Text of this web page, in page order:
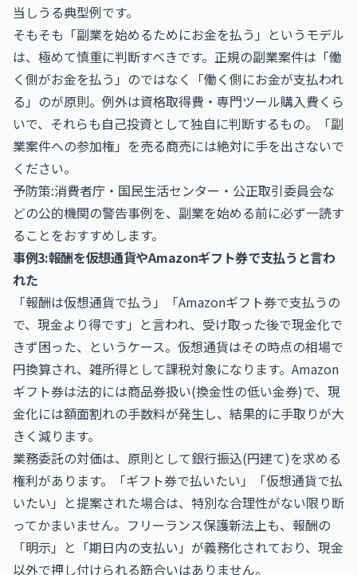
当しうる典型例です。
そもそも「副業を始めるためにお金を払う」というモデル
は、極めて慎重に判断すべきです。正規の副業案件は「働
く側がお金を払う」のではなく「働く側にお金が支払われ
る」のが原則。例外は資格取得費・専門ツール購入費くら
いで、それらも自己投資として独自に判断するもの。「副
業案件への参加権」を売る商売には絶対に手を出さないで
ください。
予防策:消費者庁 ・ 国民生活センター ・ 公正取引委員会な
どの公的機関の警告事例を、副業を始める前に必ず一読す
ることをおすすめします。
事例3:報酬を仮想通貨やAmazonギフト券で支払うと言わ
れた
「報酬は仮想通貨で払う」「Amazonギフト券で支払うの
で、現金より得です」と言われ、受け取った後で現金化で
きず困った、というケース。仮想通貨はその時点の相場で
円換算され、雑所得として課税対象になります。Amazon
ギフト券は法的には商品券扱い(換金性の低い金券)で、現
金化には額面割れの手数料が発生し、結果的に手取りが大
きく減ります。
業務委託の対価は、原則として銀行振込(円建て)を求める
権利があります。「ギフト券で払いたい」「仮想通貨で払
いたい」と提案された場合は、特別な合理性がない限り断
ってかまいません。フリーランス保護新法上も、報酬の
「明示」と「期日内の支払い」が義務化されており、現金
以外で押し付けられる筋合いはありません。